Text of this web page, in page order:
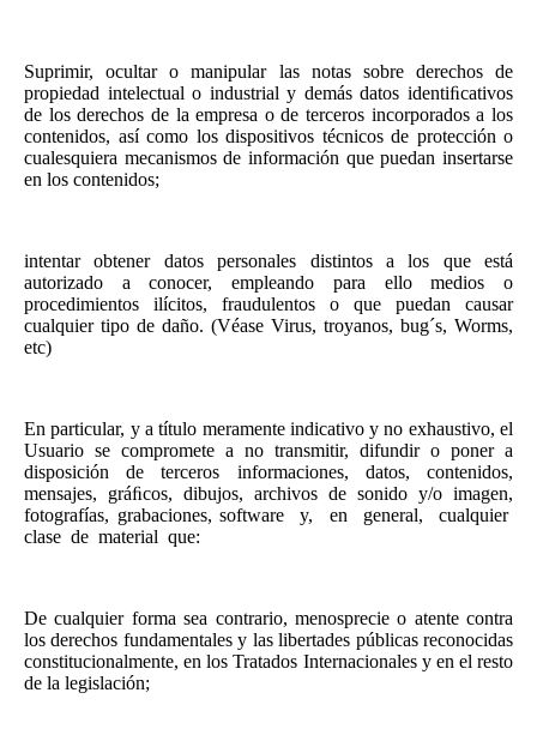
Suprimir, ocultar o manipular las notas sobre derechos de
propiedad intelectual o industrial y demás datos identiﬁcativos
de los derechos de la empresa o de terceros incorporados a los
contenidos, así como los dispositivos técnicos de protección o
cualesquiera mecanismos de información que puedan insertarse
en los contenidos;
intentar obtener datos personales distintos a los que está
autorizado a conocer, empleando para ello medios o
procedimientos ilícitos, fraudulentos o que puedan causar
cualquier tipo de daño. (Véase Virus, troyanos, bug´s, Worms,
etc)
En particular, y a título meramente indicativo y no exhaustivo, el
Usuario se compromete a no transmitir, difundir o poner a
disposición de terceros informaciones, datos, contenidos,
mensajes, gráﬁcos, dibujos, archivos de sonido y/o imagen,
fotografías, grabaciones, software y, en general, cualquier
clase de material que:
De cualquier forma sea contrario, menosprecie o atente contra
los derechos fundamentales y las libertades públicas reconocidas
constitucionalmente, en los Tratados Internacionales y en el resto
de la legislación;